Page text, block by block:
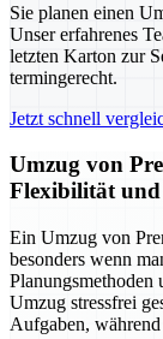
Sie planen einen
Unser erfahrenes
letzten Karton zur
termingerecht.
Jetzt schnell
Umzug von
Flexibilität und
Ein Umzug von
besonders wenn
Umzug stressfrei
Aufgaben,